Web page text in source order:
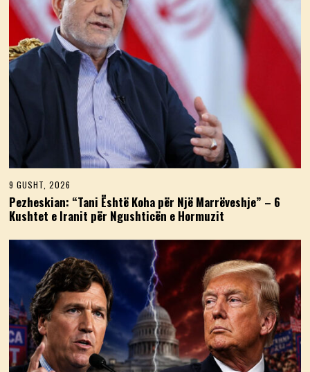
9 GUSHT, 2026
G
S
T
,
2
0
2
6
Pezheskian: “Tani Është Koha për Një Marrëveshje” – 6
Kushtet e Iranit për Ngushticën e Hormuzit